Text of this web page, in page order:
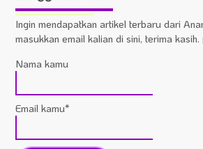
Ingin mendapatkan artikel terbaru dari
masukkan email kalian di sini, terima kasih.
Nama kamu
Email kamu*